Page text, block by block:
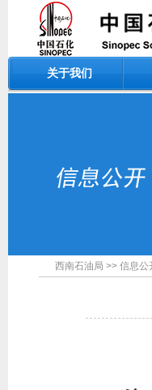
关于我们
西南石油局 >> 信息公